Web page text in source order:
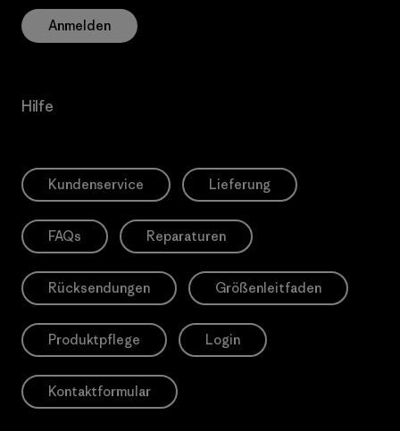
Anmelden
Hilfe
Kundenservice Lieferung
FAQs Reparaturen
Rücksendungen Größenleitfaden
Produktpflege Login
Kontaktformular